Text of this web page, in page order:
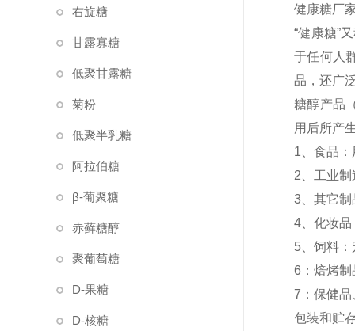
右旋糖
甘露寡糖
低聚甘露糖
菊粉
低聚半乳糖
阿拉伯糖
β-葡聚糖
赤藓糖醇
聚葡萄糖
D-果糖
D-核糖
健康糖厂
“健康糖”
于任何人
品，还广
糖醇产品
用后所产
1、食品
2、工业
3、其它
4、化妆
5、饲料
6：焙烤
7：保健
包装和贮